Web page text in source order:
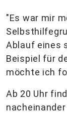
"Es war mir
Ablauf eines
Beispiel für
möchte ich
Ab 20 Uhr
nacheinander